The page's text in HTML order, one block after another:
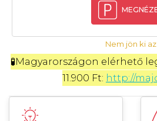
Nem jön ki
🧪Magyarországon elérhető
11.900 Ft: http://